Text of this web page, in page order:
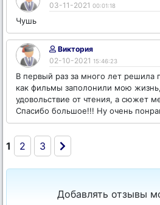
03-11-2021 00:01:18
Чушь
Виктория
02-10-2021 15:46:23
В первый раз за много лет решила
как фильмы заполонили мою
удовольствие от чтения, а сюжет
Спасибо большое!!! Ну очень
1 2 3
Добавлять отзывы